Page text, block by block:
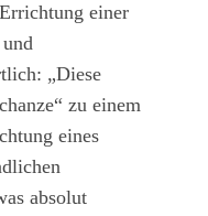
einer
„Diese
zu einem
eines
absolut